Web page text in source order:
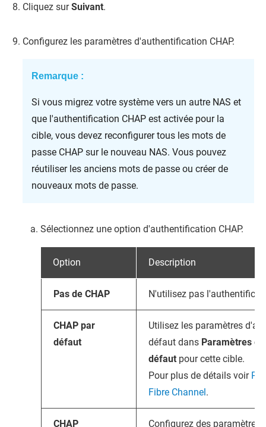
Cliquez surSuivant.
Configurez les paramètres d'authentification CHAP.
Remarque :
Si vous migrez votre système vers un autre NAS et
que l'authentification CHAP est activée pour la
cible, vous devez reconfigurer tous les mots de
passe CHAP sur le nouveau NAS. Vous pouvez
réutiliser les anciens mots de passe ou créer de
nouveaux mots de passe.
Sélectionnez une option d'authentification CHAP.
Option Description
Pas de CHAP N'utilisez pas
CHAP par
défaut
Utilisez les paramètres
défaut dans Paramètres
défaut pour cette cible.
Pour plus de détails voir
Fibre Channel.
CHAP
Configurez des paramètres